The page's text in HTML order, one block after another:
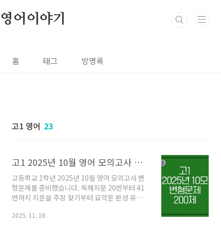
영어이야기
홈 태그 방명록
고1 영어 23
고1 2025년 10월 영어 모의고사 변형문제 (200제)
고등학교 1학년 2025년 10월 영어 모의고사 변
형문제를 준비했습니다. 독해지문 20번부터 41
번까지 지문을 주장 찾기부터 요약문 완성 유형
(단, 실용문과 도표 지문 미포함) 곧 다가오는 기
2025. 11. 18.